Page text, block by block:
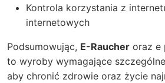
Kontrola korzystania z
internetowych
Podsumowując, E-Raucher oraz e
to wyroby wymagające
aby chronić zdrowie oraz życie